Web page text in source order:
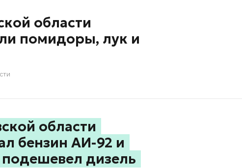
области
помидоры, лук и
области
бензин АИ-92 и
дизель